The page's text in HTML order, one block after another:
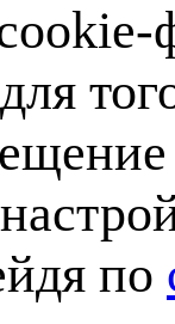
по